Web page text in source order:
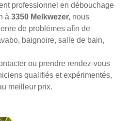
professionnel en débouchage
à 3350 Melkwezer, nous
de problèmes afin de
baignoire, salle de bain,
ou prendre rendez-vous
qualifiés et expérimentés,
meilleur prix.